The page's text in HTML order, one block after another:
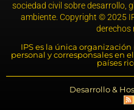
sociedad civil sobre desarrollo,
ambiente. Copyright © 2025
derechos
IPS es la única
personal y corresponsales en
países
Desarrollo &